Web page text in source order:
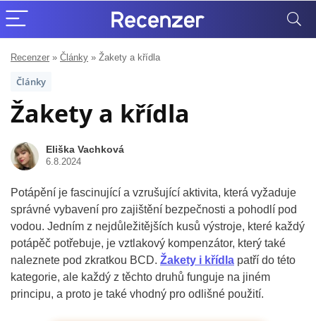
Recenzer » Články » Žakety a křídla
Články
Žakety a křídla
Eliška Vachková
6.8.2024
Potápění je fascinující a vzrušující aktivita, která vyžaduje
správné vybavení pro zajištění bezpečnosti a pohodlí pod
vodou. Jedním z nejdůležitějších kusů výstroje, které každý
potápěč potřebuje, je vztlakový kompenzátor, který také
naleznete pod zkratkou BCD. Žakety i křídla patří do této
kategorie, ale každý z těchto druhů funguje na jiném
principu, a proto je také vhodný pro odlišné použití.